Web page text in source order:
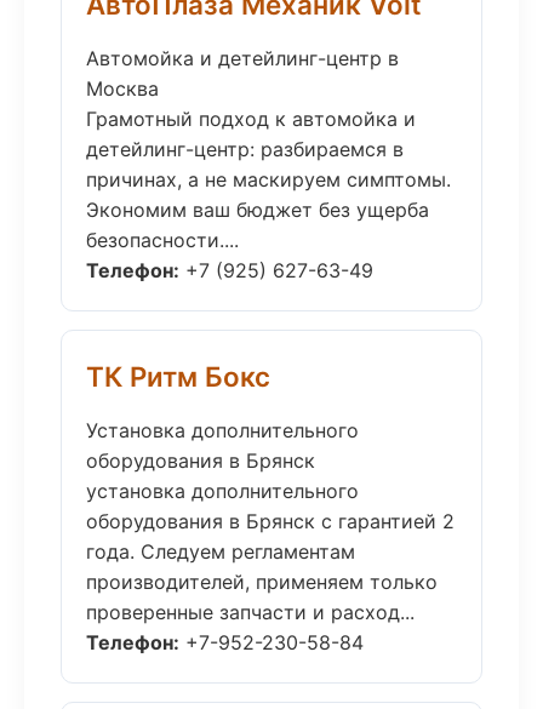
Автомойка и детейлинг-центр в
Москва
Грамотный подход к автомойка и
детейлинг-центр: разбираемся в
причинах, а не маскируем симптомы.
Экономим ваш бюджет без ущерба
безопасности....
Телефон: +7 (925) 627-63-49
ТК Ритм Бокс
Установка дополнительного
оборудования в Брянск
установка дополнительного
оборудования в Брянск с гарантией 2
года. Следуем регламентам
производителей, применяем только
проверенные запчасти и расход...
Телефон: +7-952-230-58-84